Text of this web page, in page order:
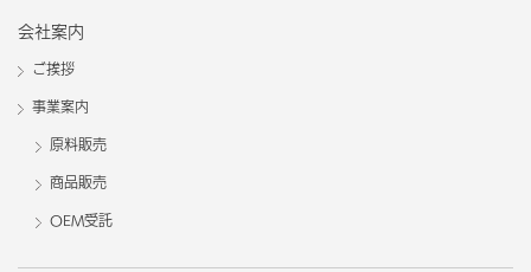
会社案内
ご挨拶
事業案内
原料販売
商品販売
OEM受託